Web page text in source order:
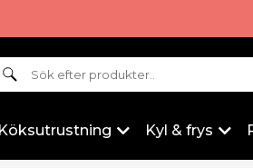
Sök
Köksutrustning Kyl & frys